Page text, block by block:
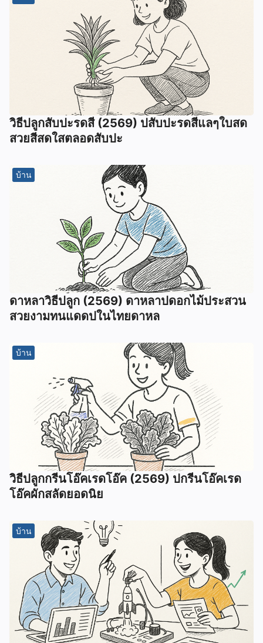
วิธีปลูกสับปะรดสี (2569) ปสับปะรดสีแลๆใบสด
สวยสีสดใสตลอดสับปะ
บ้าน
ดาหลาวิธีปลูก (2569) ดาหลาปดอกไม้ประสวน
สวยงามทนแดดปในไทยดาหล
บ้าน
วิธีปลูกกรีนโอ๊คเรดโอ๊ค (2569) ปกรีนโอ๊คเรด
โอ๊คผักสลัดยอดนิย
บ้าน